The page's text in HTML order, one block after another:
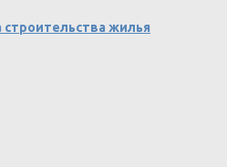
строительства жилья